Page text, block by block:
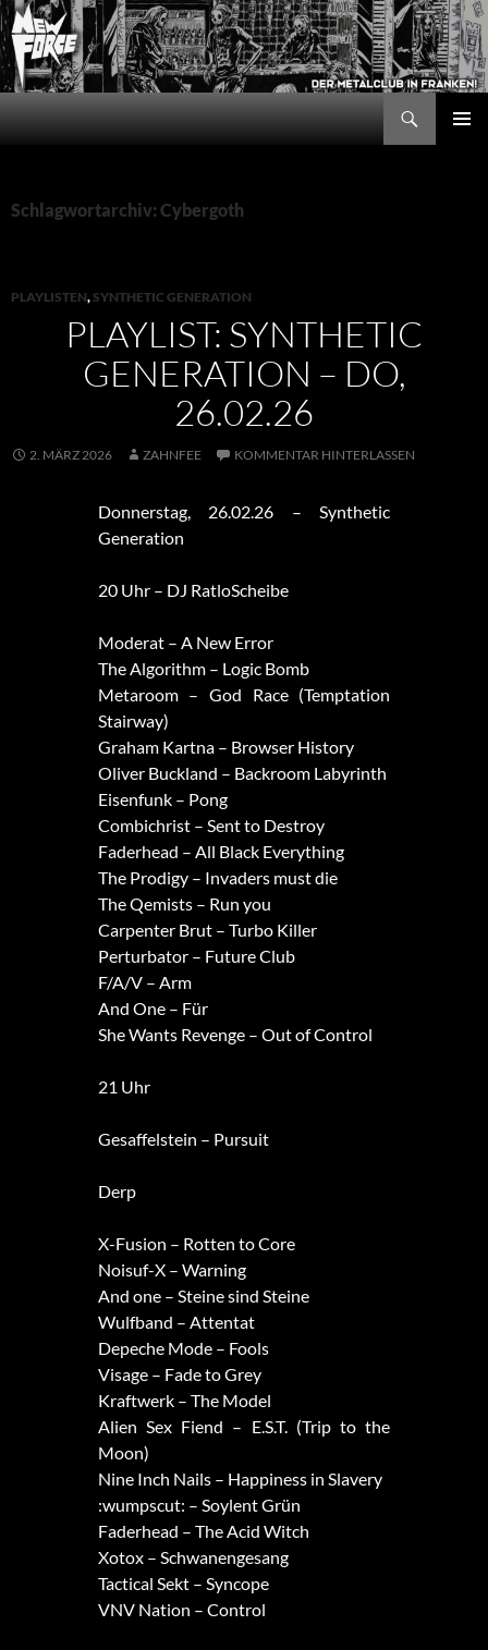
Zum
Inhalt
springen
New Force
Schlagwortarchiv: Cybergoth
PLAYLISTEN, SYNTHETIC GENERATION
PLAYLIST: SYNTHETIC
GENERATION – DO,
26.02.26
2. MÄRZ 2026 ZAHNFEE KOMMENTAR HINTERLASSEN
Donnerstag, 26.02.26 – Synthetic
Generation
20 Uhr – DJ RatloScheibe
Moderat – A New Error
The Algorithm – Logic Bomb
Metaroom – God Race (Temptation
Stairway)
Graham Kartna – Browser History
Oliver Buckland – Backroom Labyrinth
Eisenfunk – Pong
Combichrist – Sent to Destroy
Faderhead – All Black Everything
The Prodigy – Invaders must die
The Qemists – Run you
Carpenter Brut – Turbo Killer
Perturbator – Future Club
F/A/V – Arm
And One – Für
She Wants Revenge – Out of Control
21 Uhr
Gesaffelstein – Pursuit
Derp
X-Fusion – Rotten to Core
Noisuf-X – Warning
And one – Steine sind Steine
Wulfband – Attentat
Depeche Mode – Fools
Visage – Fade to Grey
Kraftwerk – The Model
Alien Sex Fiend – E.S.T. (Trip to the
Moon)
Nine Inch Nails – Happiness in Slavery
:wumpscut: – Soylent Grün
Faderhead – The Acid Witch
Xotox – Schwanengesang
Tactical Sekt – Syncope
VNV Nation – Control